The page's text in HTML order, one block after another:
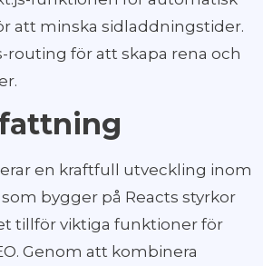
att minska sidladdningstider.
routing för att skapa rena och
en kraftfull utveckling inom
bygger på Reacts styrkor
tillför viktiga funktioner för
Genom att kombinera